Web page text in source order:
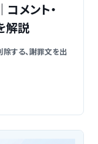
メント・
解説
する、謝罪文を出